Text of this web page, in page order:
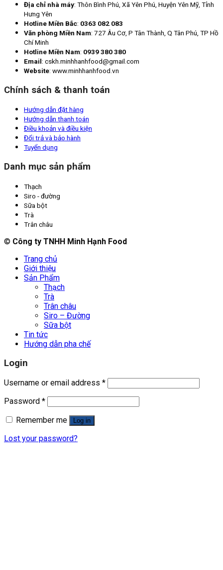
Địa chỉ nhà máy: Thôn Bình Phú, Xã Yên Phú, Huyện Yên Mỹ, Tỉnh
Hưng Yên
Hotline Miền Bắc: 0363 082 083
Văn phòng Miền Nam: 727 Âu Cơ, P Tân Thành, Q Tân Phú, TP Hồ
Chí Minh
Hotline Miền Nam: 0939 380 380
Email: cskh.minhhanhfood@gmail.com
Website: www.minhhanhfood.vn
Chính sách & thanh toán
Hướng dẫn đặt hàng
Hướng dẫn thanh toán
Điều khoản và điều kiện
Đổi trả và bảo hành
Tuyển dụng
Danh mục sản phẩm
Thạch
Siro - đường
Sữa bột
Trà
Trân châu
© Công ty TNHH Minh Hạnh Food
Trang chủ
Giới thiệu
Sản Phẩm
Thạch
Trà
Trân châu
Siro – Đường
Sữa bột
Tin tức
Hướng dẫn pha chế
Login
Username or email address *
Password *
Remember me
Log in
Lost your password?